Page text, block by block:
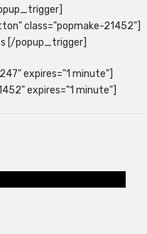
class="popmake-21452"]
[/popup_trigger]
expires="1 minute"]
expires="1 minute"]